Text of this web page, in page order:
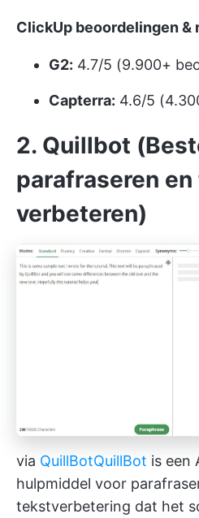
ClickUp beoordelingen &
G2: 4.7/5 (9.900+
Capterra: 4.6/5
2. Quillbot
parafraseren
verbeteren)
via QuillBotQuillBot is een
hulpmiddel voor
tekstverbetering dat het